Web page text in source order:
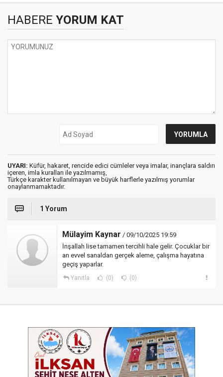
HABERE YORUM KAT
UYARI: Küfür, hakaret, rencide edici cümleler veya imalar, inançlara saldırı
içeren, imla kuralları ile yazılmamış,
Türkçe karakter kullanılmayan ve büyük harflerle yazılmış yorumlar
onaylanmamaktadır.
1 Yorum
Mülayim Kaynar / 09/10/2025 19:59
İnşallah lise tamamen tercihli hale gelir. Çocuklar bir
an evvel sanaldan gerçek aleme, çalışma hayatına
geçiş yaparlar.
Yanıtla (0) (0)